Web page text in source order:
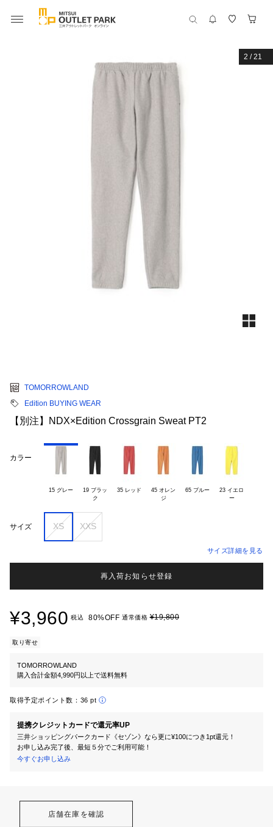
2 /21
TOMORROWLAND
Edition BUYING WEAR
【別注】NDX×Edition Crossgrain Sweat PT2
カラー
15 グレー
19 ブラッ
35 レッド
45 オレン
ジ
65 ブルー
23 イエロ
ー
サイズ XS XXS
サイズ詳細を見る
再入荷お知らせ登録
¥3,960 税込 80%OFF 通常価格¥19,800
取り寄せ
TOMORROWLAND
購入合計金額4,990円以上で送料無料
取得予定ポイント数： 36 pt
提携クレジットカードで還元率UP
三井ショッピングパークカード《セゾン》なら更に¥100につき1pt還元！
お申し込み完了後、最短５分でご利用可能！
今すぐお申し込み
店舗在庫を確認